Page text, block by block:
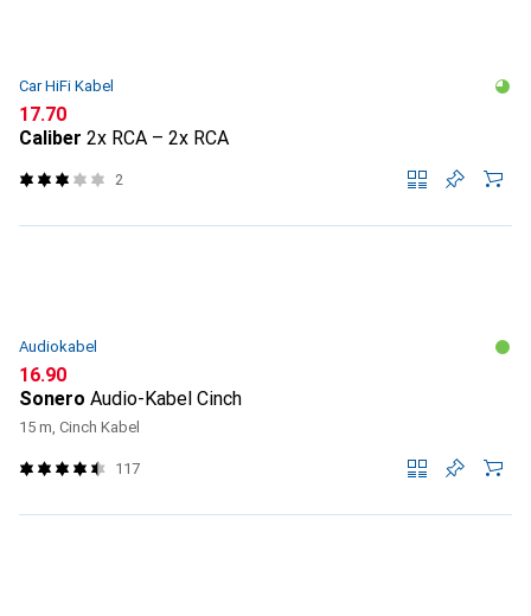
Car HiFi Kabel
CHF
17.70
Caliber 2x RCA – 2x RCA
2
Audiokabel
CHF
16.90
Sonero Audio-Kabel Cinch
15 m, Cinch Kabel
117